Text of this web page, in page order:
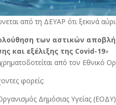
από τη ΔΕΥΑΡ ότι ξεκινά
των αστικών
και εξέλιξης της Covid-19»
από τον Εθνικό
φορείς:
Δημόσιας Υγείας (ΕΟΔΥ)